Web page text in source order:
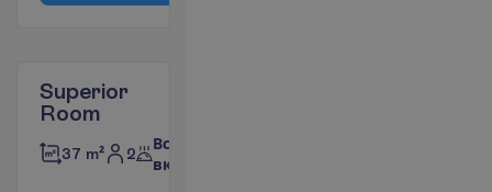
Superior
Room
37 m² 2
Все
включено